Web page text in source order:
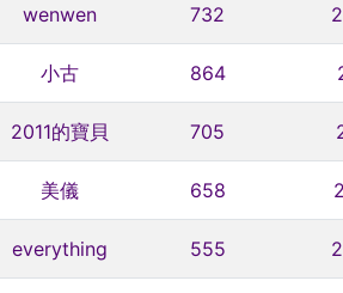
wenwen 732
小古 864
2011的寶貝 705
美儀 658
everything 555